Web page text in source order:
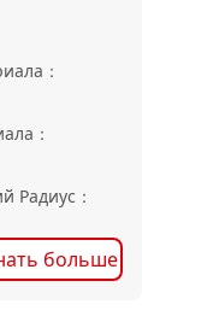
：
：
Радиус ：
больше